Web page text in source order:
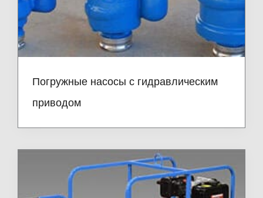
Погружные насосы с гидравлическим
приводом